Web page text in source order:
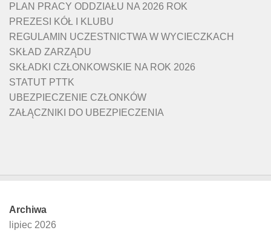
PLAN PRACY ODDZIAŁU NA 2026 ROK
PREZESI KÓŁ I KLUBU
REGULAMIN UCZESTNICTWA W WYCIECZKACH
SKŁAD ZARZĄDU
SKŁADKI CZŁONKOWSKIE NA ROK 2026
STATUT PTTK
UBEZPIECZENIE CZŁONKÓW
ZAŁĄCZNIKI DO UBEZPIECZENIA
Archiwa
lipiec 2026